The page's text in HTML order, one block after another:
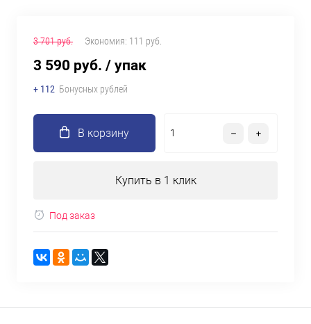
3 701 руб. Экономия: 111 руб.
3 590 руб. / упак
+ 112 Бонусных рублей
В корзину
Купить в 1 клик
Под заказ